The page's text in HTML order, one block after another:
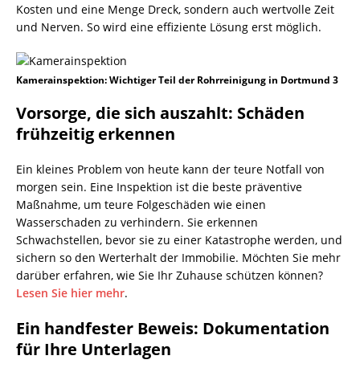
Kosten und eine Menge Dreck, sondern auch wertvolle Zeit
und Nerven. So wird eine effiziente Lösung erst möglich.
Kamerainspektion: Wichtiger Teil der Rohrreinigung in Dortmund 3
Vorsorge, die sich auszahlt: Schäden
frühzeitig erkennen
Ein kleines Problem von heute kann der teure Notfall von
morgen sein. Eine Inspektion ist die beste präventive
Maßnahme, um teure Folgeschäden wie einen
Wasserschaden zu verhindern. Sie erkennen
Schwachstellen, bevor sie zu einer Katastrophe werden, und
sichern so den Werterhalt der Immobilie. Möchten Sie mehr
darüber erfahren, wie Sie Ihr Zuhause schützen können?
Lesen Sie hier mehr.
Ein handfester Beweis: Dokumentation
für Ihre Unterlagen